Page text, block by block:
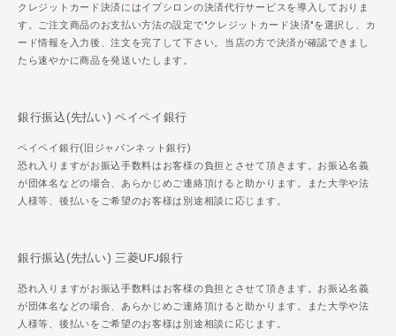
クレジットカード決済にはイプシロンの決済代行サービスを導入しておりま
す。ご注文商品のお支払い方法の設定で"クレジットカード決済"を選択し、カ
ード情報を入力後、注文を完了して下さい。当店の方で決済が確認できまし
たら速やかに商品を発送いたします。
銀行振込(先払い) ペイペイ銀行
ペイペイ銀行(旧ジャパンネット銀行)
恐れ入りますがお振込手数料はお客様の負担とさせて頂きます。お振込名義
が団体名などの場合、あらかじめご連絡頂けると助かります。また大学や法
人様等、後払いをご希望のお客様は別途相談に応じます。
銀行振込(先払い) 三菱UFJ銀行
恐れ入りますがお振込手数料はお客様の負担とさせて頂きます。お振込名義
が団体名などの場合、あらかじめご連絡頂けると助かります。また大学や法
人様等、後払いをご希望のお客様は別途相談に応じます。